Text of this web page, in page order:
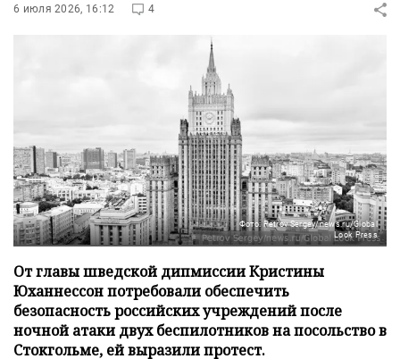
6 июля 2026, 16:12 4
Фото: Petrov Sergey/news.ru/Global
Look Press
От главы шведской дипмиссии Кристины
Юханнессон потребовали обеспечить
безопасность российских учреждений после
ночной атаки двух беспилотников на посольство в
Стокгольме, ей выразили протест.